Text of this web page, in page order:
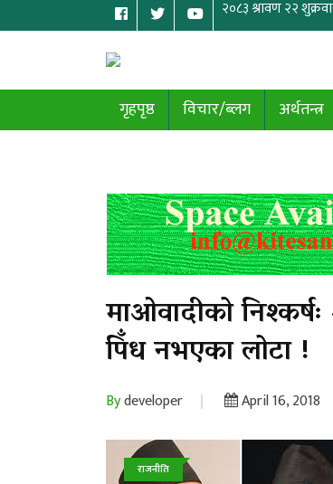
गृहपृष्ठ विचार/ब्लग अर्थतन्त्र
माओवादीको
पिँध नभएका लोटा !
Bydeveloper April 16, 2018
राजनीति